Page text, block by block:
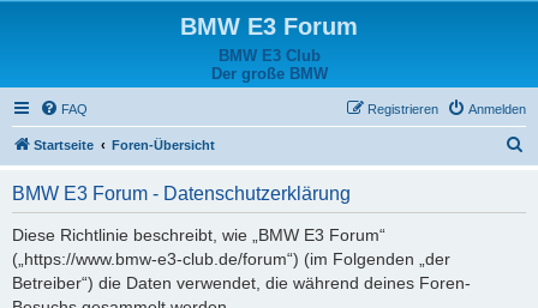
BMW E3 Forum
BMW E3 Club
Der große BMW
FAQ Anmelden
Registrieren
Startseite Foren-Übersicht
BMW E3 Forum - Datenschutzerklärung
Diese Richtlinie beschreibt, wie „BMW E3 Forum“
(„https://www.bmw-e3-club.de/forum“) (im Folgenden „der
Betreiber“) die Daten verwendet, die während deines Foren-